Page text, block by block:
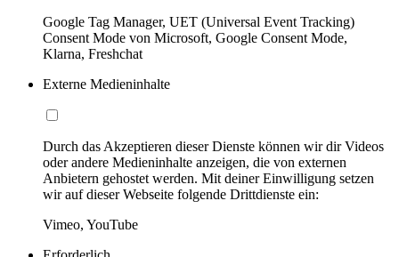
Google Tag Manager, UET (Universal Event Tracking)
Consent Mode von Microsoft, Google Consent Mode,
Klarna, Freshchat
Externe Medieninhalte
Durch das Akzeptieren dieser Dienste können wir dir Videos
oder andere Medieninhalte anzeigen, die von externen
Anbietern gehostet werden. Mit deiner Einwilligung setzen
wir auf dieser Webseite folgende Drittdienste ein:
Vimeo, YouTube